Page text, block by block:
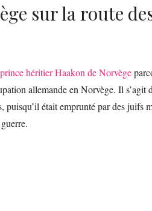
sur la route
prince héritier Haakon de Norvège
allemande en Norvège. Il s’agit
puisqu’il était emprunté par des juifs